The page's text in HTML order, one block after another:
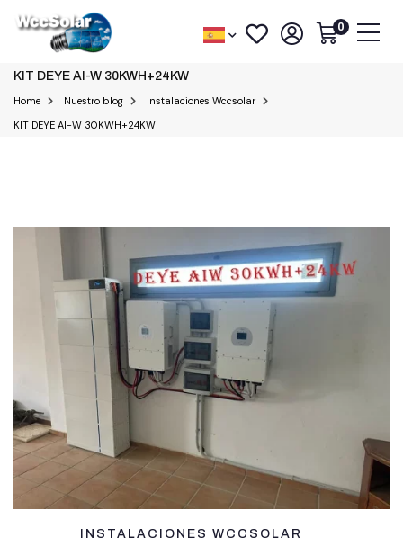
0
KIT DEYE AI-W 30KWH+24KW
Home Nuestro blog
Instalaciones Wccsolar
KIT DEYE AI-W 30KWH+24KW
INSTALACIONES WCCSOLAR